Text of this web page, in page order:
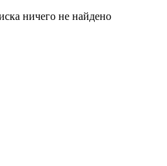
ничего не найдено